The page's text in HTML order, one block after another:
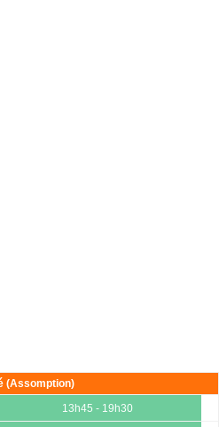
(Assomption)
13h45 - 19h30